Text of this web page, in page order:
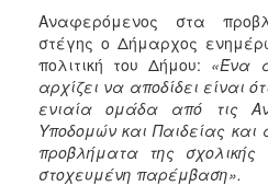
Αναφερόμενος στα
στέγης ο Δήμαρχος
πολιτική του Δήμου: «Ένα
αρχίζει να αποδίδει είναι
ενιαία ομάδα από τις
Υποδομών και Παιδείας και
προβλήματα της
στοχευμένη παρέμβαση».